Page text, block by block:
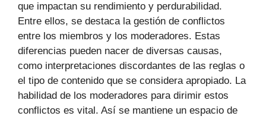
que impactan su rendimiento y perdurabilidad.
Entre ellos, se destaca la gestión de conflictos
entre los miembros y los moderadores. Estas
diferencias pueden nacer de diversas causas,
como interpretaciones discordantes de las reglas o
el tipo de contenido que se considera apropiado. La
habilidad de los moderadores para dirimir estos
conflictos es vital. Así se mantiene un espacio de